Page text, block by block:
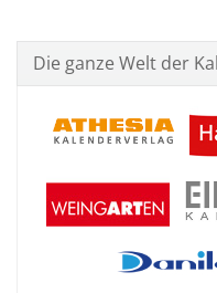
Die ganze Welt der